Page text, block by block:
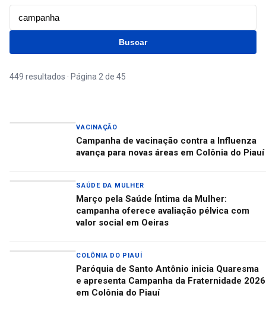
Buscar
449 resultados · Página 2 de 45
VACINAÇÃO
Campanha de vacinação contra a Influenza
avança para novas áreas em Colônia do Piauí
SAÚDE DA MULHER
Março pela Saúde Íntima da Mulher:
campanha oferece avaliação pélvica com
valor social em Oeiras
COLÔNIA DO PIAUÍ
Paróquia de Santo Antônio inicia Quaresma
e apresenta Campanha da Fraternidade 2026
em Colônia do Piauí